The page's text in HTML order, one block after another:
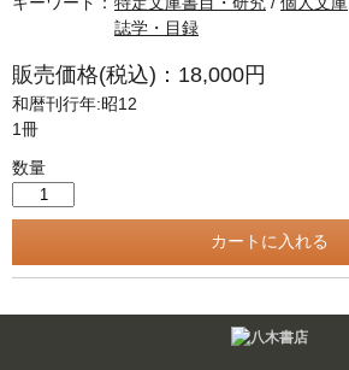
誌学・目録
販売価格(税込)：18,000円
和暦刊行年:昭12
1冊
数量